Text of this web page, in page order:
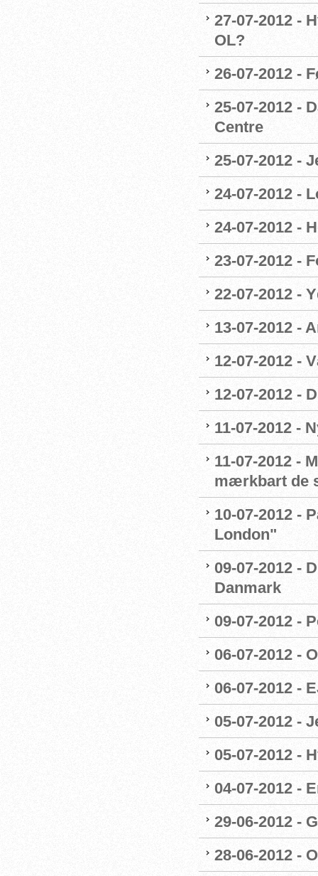
27-07-2012 -
OL?
26-07-2012 -
25-07-2012 -
Centre
25-07-2012 -
24-07-2012 -
24-07-2012 -
23-07-2012 -
22-07-2012 -
13-07-2012 -
12-07-2012 -
12-07-2012 -
11-07-2012 -
11-07-2012 -
mærkbart de
10-07-2012 -
London"
09-07-2012 -
Danmark
09-07-2012 -
06-07-2012 -
06-07-2012 -
05-07-2012 -
05-07-2012 -
04-07-2012 -
29-06-2012 -
28-06-2012 -